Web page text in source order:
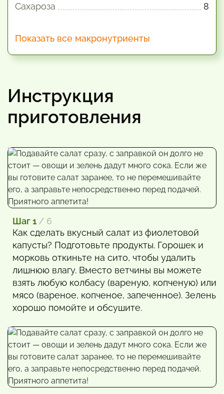
Сахароза 8
Показать все макронутриенты
Инструкция
приготовления
Шаг 1 / 6
Как сделать вкусный салат из фиолетовой
капусты? Подготовьте продукты. Горошек и
морковь откиньте на сито, чтобы удалить
лишнюю влагу. Вместо ветчины вы можете
взять любую колбасу (вареную, копченую) или
мясо (вареное, копченое, запеченное). Зелень
хорошо помойте и обсушите.